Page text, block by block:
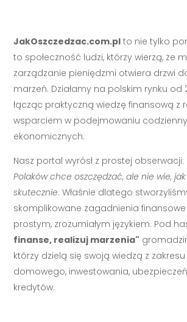
JakOszczedzac.com.pl to nie tylko
to społeczność ludzi, którzy wierzą, że
zarządzanie pieniędzmi otwiera drzwi
marzeń. Działamy na polskim rynku od
łącząc praktyczną wiedzę finansową z
wsparciem w podejmowaniu
ekonomicznych.
Nasz portal wyrósł z prostej obserwacji:
Polaków chce oszczędzać, ale nie wie,
skutecznie. Właśnie dlatego
skomplikowane zagadnienia
prostym, zrozumiałym językiem. Pod
finanse, realizuj marzenia"
którzy dzielą się swoją wiedzą z
domowego, inwestowania,
kredytów.